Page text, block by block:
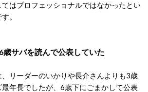
はプロフェッショナルではなかったとい
。
歳サバを読んで公表していた
リーダーのいかりや長介さんよりも3歳
年長でしたが、6歳下にごまかして公表